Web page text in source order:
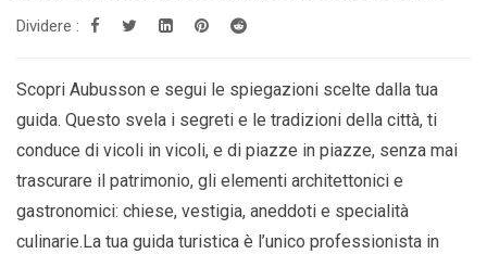
Dividere :
Scopri Aubusson e segui le spiegazioni scelte dalla tua
guida. Questo svela i segreti e le tradizioni della città, ti
conduce di vicoli in vicoli, e di piazze in piazze, senza mai
trascurare il patrimonio, gli elementi architettonici e
gastronomici: chiese, vestigia, aneddoti e specialità
culinarie.La tua guida turistica è l’unico professionista in